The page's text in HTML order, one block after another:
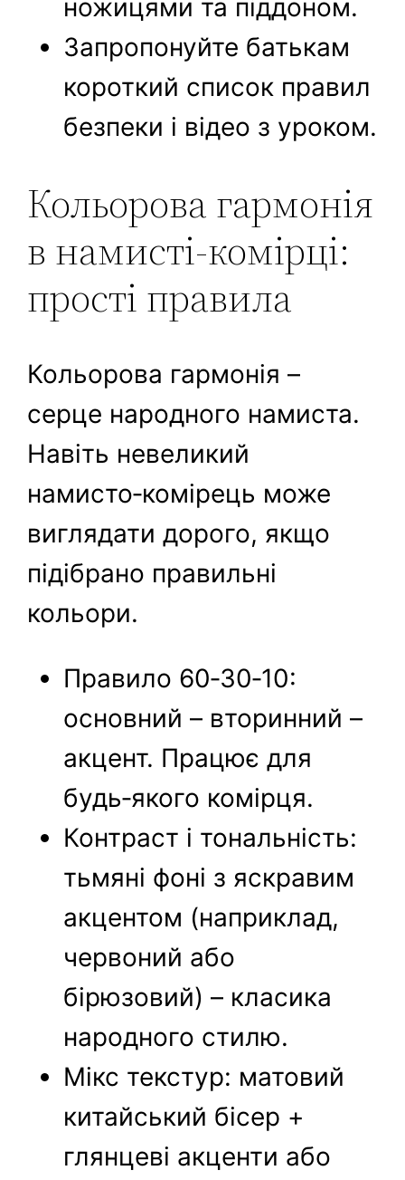
ножицями та піддоном.
Запропонуйте батькам
короткий список правил
безпеки і відео з уроком.
Кольорова гармонія
в намисті‑комірці:
прості правила
Кольорова гармонія –
серце народного намиста.
Навіть невеликий
намисто‑комірець може
виглядати дорого, якщо
підібрано правильні
кольори.
Правило 60‑30‑10:
основний – вторинний –
акцент. Працює для
будь‑якого комірця.
Контраст і тональність:
тьмяні фоні з яскравим
акцентом (наприклад,
червоний або
бірюзовий) – класика
народного стилю.
Мікс текстур: матовий
китайський бісер +
глянцеві акценти або